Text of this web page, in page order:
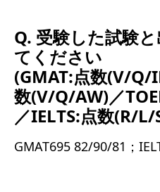
Q. 受験した試験
てください
(GMAT:点数(V/Q/
数(V/Q/AW)／
／IELTS:点数(R/
GMAT695 82/90/81；